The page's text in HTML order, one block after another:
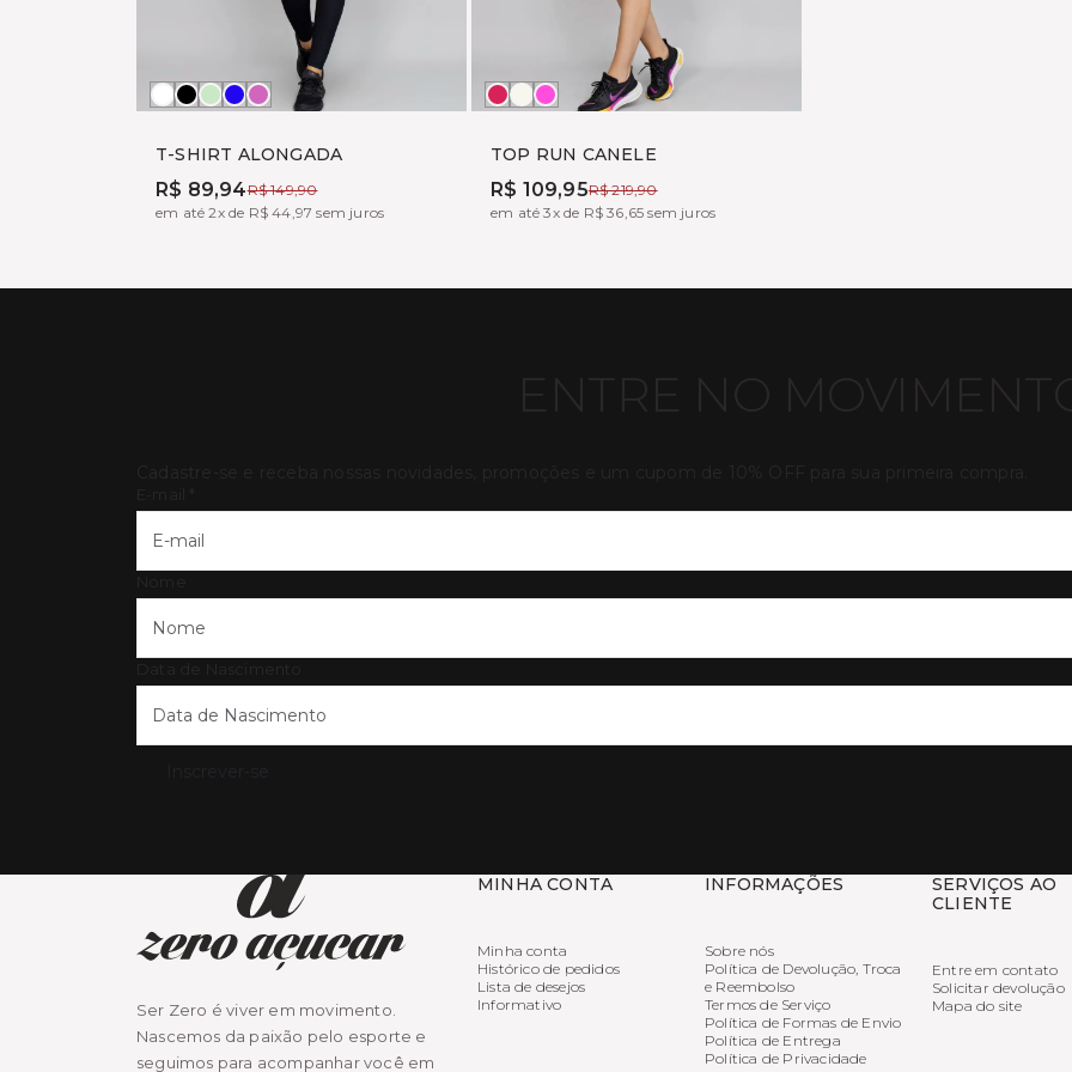
T-SHIRT ALONGADA
R$ 89,94R$ 149,90
em até 2x de R$ 44,97 sem juros
Branco
Preto
ALOEMARINHO
PINK
TOP RUN CANELE
R$ 109,95R$ 219,90
em até 3x de R$ 36,65 sem juros
BOHEME
OFFTONIC
Ser Zero é viver em movimento.
Nascemos da paixão pelo esporte e
seguimos para acompanhar você em
MINHA CONTA
Minha conta
Histórico de pedidos
Lista de desejos
Informativo
INFORMAÇÕES
Sobre nós
Política de Devolução, Troca
e Reembolso
Termos de Serviço
Política de Formas de Envio
Política de Entrega
Política de Privacidade
SERVIÇOS AO
CLIENTE
Entre em contato
Solicitar devolução
Mapa do site